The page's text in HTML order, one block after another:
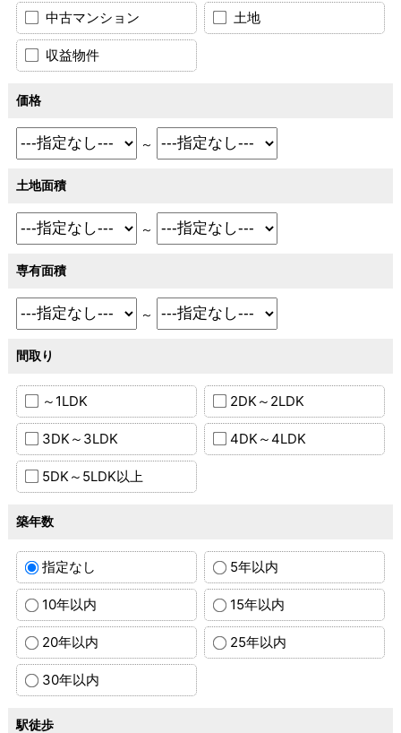
中古マンション 土地
収益物件
価格
～
土地面積
～
専有面積
～
間取り
～1LDK 2DK～2LDK
3DK～3LDK 4DK～4LDK
5DK～5LDK以上
築年数
指定なし 5年以内
10年以内 15年以内
20年以内 25年以内
30年以内
駅徒歩